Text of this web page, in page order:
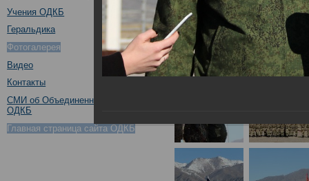
Учения ОДКБ
Геральдика
Фотогалерея
Видео
Контакты
СМИ об Объединенном штабе
ОДКБ
Главная страница сайта ОДКБ